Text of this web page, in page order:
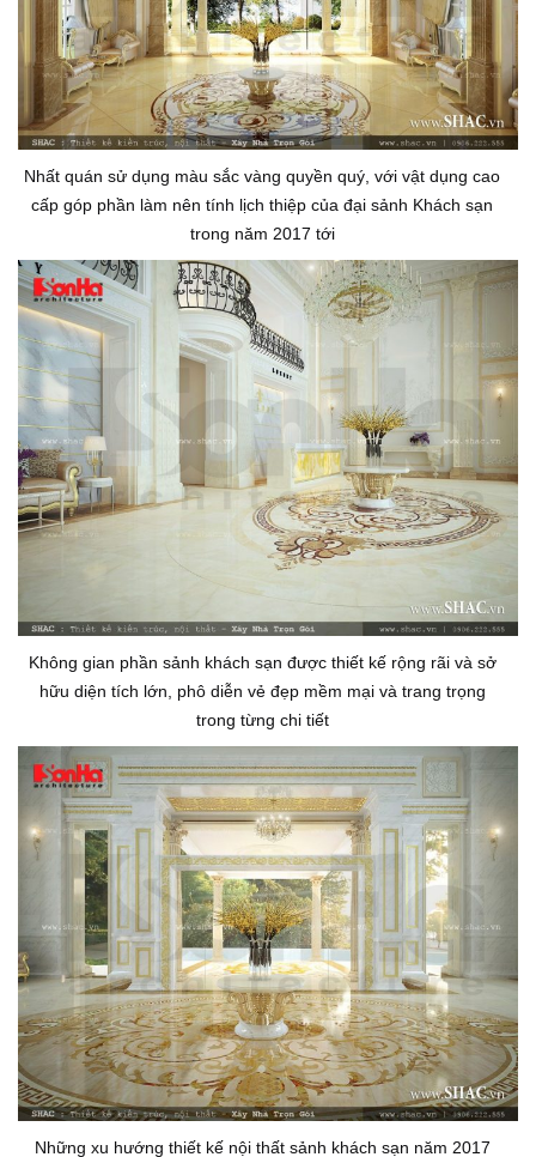
Nhất quán sử dụng màu sắc vàng quyền quý, với vật dụng cao
cấp góp phần làm nên tính lịch thiệp của đại sảnh Khách sạn
trong năm 2017 tới
Không gian phần sảnh khách sạn được thiết kế rộng rãi và sở
hữu diện tích lớn, phô diễn vẻ đẹp mềm mại và trang trọng
trong từng chi tiết
Những xu hướng thiết kế nội thất sảnh khách sạn năm 2017